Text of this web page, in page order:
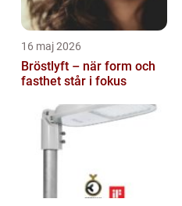
16 maj 2026
Bröstlyft – när form och
fasthet står i fokus